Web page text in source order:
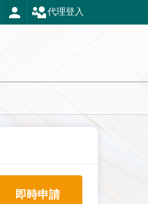
代理登入
即時申請